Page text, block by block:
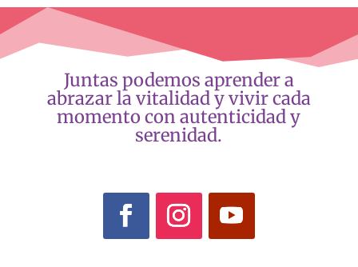
Juntas podemos aprender a
abrazar la vitalidad y vivir cada
momento con autenticidad y
serenidad.